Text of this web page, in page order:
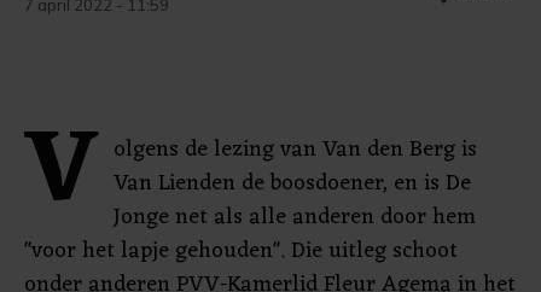
7 april 2022 - 11:59
V olgens de lezing van Van den Berg is
Van Lienden de boosdoener, en is De
Jonge net als alle anderen door hem
"voor het lapje gehouden". Die uitleg schoot